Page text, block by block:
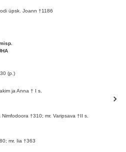
üpsk. Joann †1186
(p.)
ja Anna † I s.
†310; mr. Varipsava †II s.
mr. Iia †363